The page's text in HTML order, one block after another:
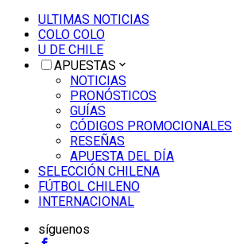
ULTIMAS NOTICIAS
COLO COLO
U DE CHILE
APUESTAS
NOTICIAS
PRONÓSTICOS
GUÍAS
CÓDIGOS PROMOCIONALES
RESEÑAS
APUESTA DEL DÍA
SELECCIÓN CHILENA
FÚTBOL CHILENO
INTERNACIONAL
síguenos